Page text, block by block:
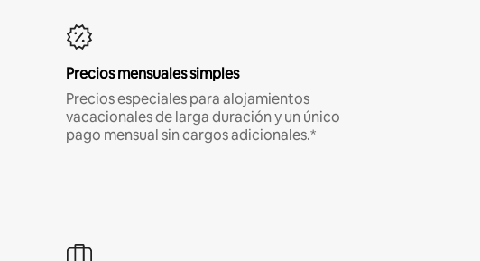
Precios mensuales simples
Precios especiales para alojamientos
vacacionales de larga duración y un único
pago mensual sin cargos adicionales.*